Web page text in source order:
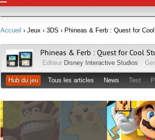
Accueil › Jeux › 3DS › Phineas & Ferb : Quest for
Phineas & Ferb : Quest for Cool
Editeur Disney Interactive Studios
Hub du jeu Tous les articles News Test